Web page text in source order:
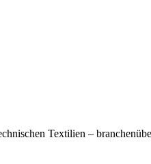
Textilien –